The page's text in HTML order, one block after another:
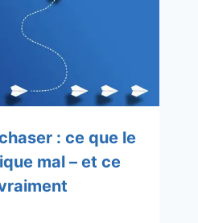
: ce que le
mal – et ce